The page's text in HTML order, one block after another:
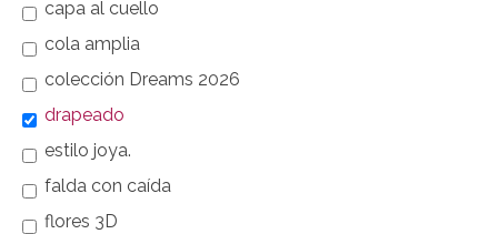
capa al cuello
cola amplia
colección Dreams 2026
drapeado
estilo joya.
falda con caída
flores 3D